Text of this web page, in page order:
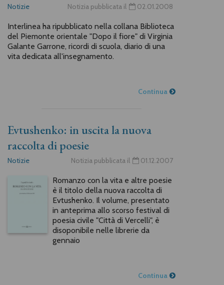
Notizie Notizia pubblicata il 02.01.2008
Interlinea ha ripubblicato nella collana Biblioteca
del Piemonte orientale "Dopo il fiore" di Virginia
Galante Garrone, ricordi di scuola, diario di una
vita dedicata all'insegnamento.
Continua
Evtushenko: in uscita la nuova
raccolta di poesie
Notizie Notizia pubblicata il 01.12.2007
Romanzo con la vita e altre poesie
è il titolo della nuova raccolta di
Evtushenko. Il volume, presentato
in anteprima allo scorso festival di
poesia civile "Città di Vercelli", è
disoponibile nelle librerie da
gennaio
Continua